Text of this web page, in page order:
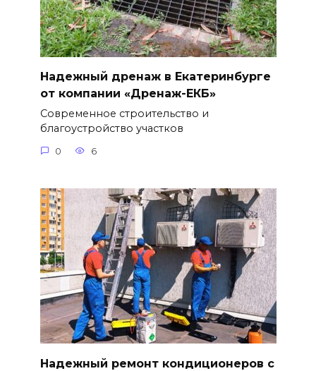
Надежный дренаж в Екатеринбурге
от компании «Дренаж-ЕКБ»
Современное строительство и
благоустройство участков
0 6
Надежный ремонт кондиционеров с